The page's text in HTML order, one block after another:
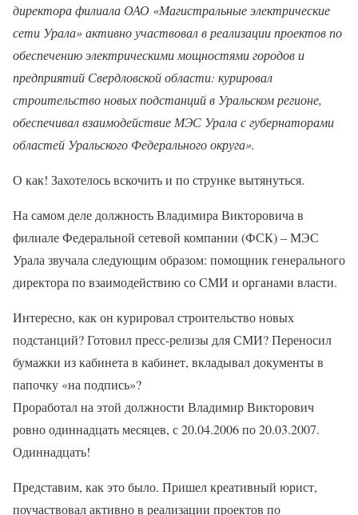
директора филиала ОАО «Магистральные электрические
сети Урала» активно участвовал в реализации проектов по
обеспечению электрическими мощностями городов и
предприятий Свердловской области: курировал
строительство новых подстанций в Уральском регионе,
обеспечивал взаимодействие МЭС Урала с губернаторами
областей Уральского Федерального округа».
О как! Захотелось вскочить и по струнке вытянуться.
На самом деле должность Владимира Викторовича в
филиале Федеральной сетевой компании (ФСК) – МЭС
Урала звучала следующим образом: помощник генерального
директора по взаимодействию со СМИ и органами власти.
Интересно, как он курировал строительство новых
подстанций? Готовил пресс-релизы для СМИ? Переносил
бумажки из кабинета в кабинет, вкладывал документы в
папочку «на подпись»?
Проработал на этой должности Владимир Викторович
ровно одиннадцать месяцев, с 20.04.2006 по 20.03.2007.
Одиннадцать!
Представим, как это было. Пришел креативный юрист,
поучаствовал активно в реализации проектов по